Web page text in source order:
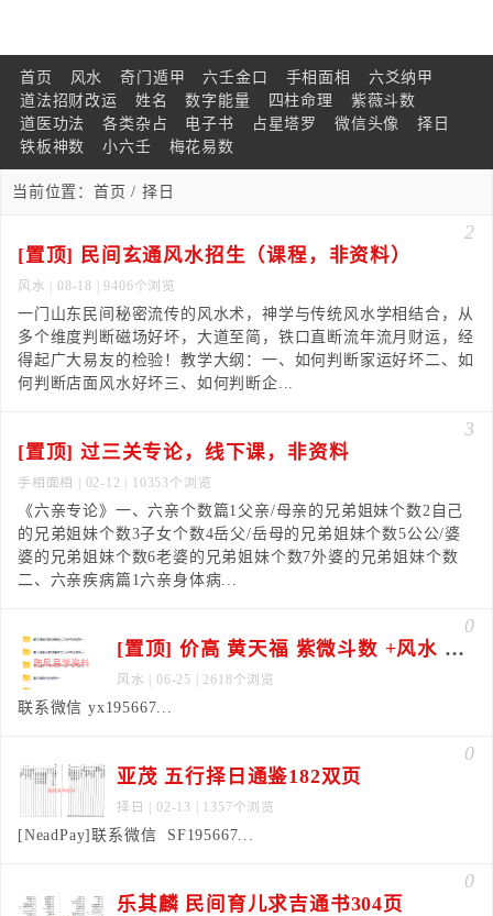
首页 风水 奇门遁甲 六壬金口 手相面相
六爻纳甲
道法招财改运
姓名 数字能量 四柱命理
紫薇斗数
道医功法
各类杂占 电子书 占星塔罗 微信头像
择日
铁板神数
小六壬 梅花易数
当前位置： 首页 / 择日
2
[置顶] 民间玄通风水招生（课程，非资料）
风水 | 08-18 | 9406个浏览
一门山东民间秘密流传的风水术，神学与传统风水学相结合，从
多个维度判断磁场好坏，大道至简，铁口直断流年流月财运，经
得起广大易友的检验！教学大纲：一、如何判断家运好坏二、如
何判断店面风水好坏三、如何判断企...
3
[置顶] 过三关专论，线下课，非资料
手相面相 | 02-12 | 10353个浏览
《六亲专论》一、六亲个数篇1父亲/母亲的兄弟姐妹个数2自己
的兄弟姐妹个数3子女个数4岳父/岳母的兄弟姐妹个数5公公/婆
婆的兄弟姐妹个数6老婆的兄弟姐妹个数7外婆的兄弟姐妹个数
二、六亲疾病篇1六亲身体病...
0
[置顶] 价高 黄天福 紫微斗数 +风水 师资班合集
风水 | 06-25 | 2618个浏览
联系微信 yx195667...
0
亚茂 五行择日通鉴182双页
择日 | 02-13 | 1357个浏览
[NeadPay]联系微信 SF195667...
0
乐其麟 民间育儿求吉通书304页